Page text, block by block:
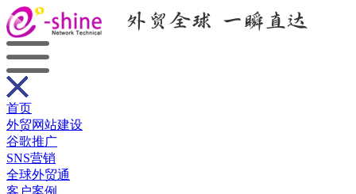
首页
外贸网站建设
谷歌推广
SNS营销
全球外贸通
客户案例